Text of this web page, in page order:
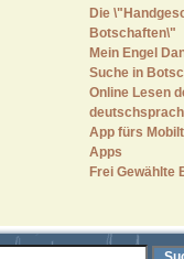
Die
Botschaften\"
Mein Engel
Suche in
Online Lesen
App fürs
Apps
Frei Gewählte